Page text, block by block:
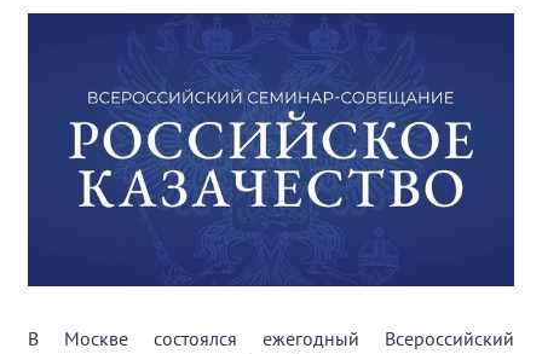
В Москве состоялся ежегодный Всероссийский